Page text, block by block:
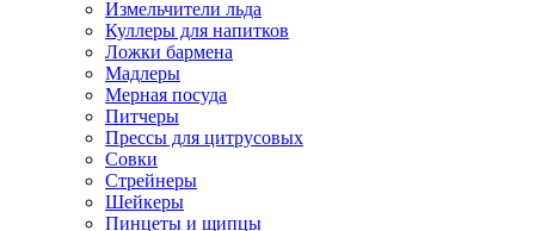
Измельчители льда
Куллеры для напитков
Ложки бармена
Мадлеры
Мерная посуда
Питчеры
Прессы для цитрусовых
Совки
Стрейнеры
Шейкеры
Пинцеты и щипцы